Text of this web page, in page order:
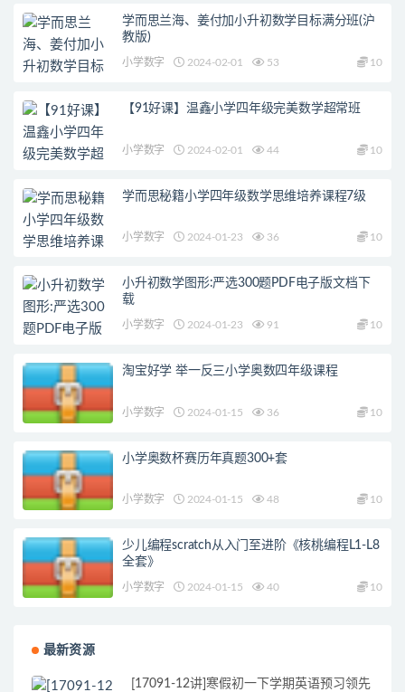
学而思兰海、姜付加小升初数学目标满分班(沪
教版)
小学数字 2024-02-01 53 10
【91好课】温鑫小学四年级完美数学超常班
小学数字 2024-02-01 44 10
学而思秘籍小学四年级数学思维培养课程7级
小学数字 2024-01-23 36 10
小升初数学图形:严选300题PDF电子版文档下
载
小学数字 2024-01-23 91 10
淘宝好学 举一反三小学奥数四年级课程
小学数字 2024-01-15 36 10
小学奥数杯赛历年真题300+套
小学数字 2024-01-15 48 10
少儿编程scratch从入门至进阶《核桃编程L1-L8
全套》
小学数字 2024-01-15 40 10
最新资源
[17091-12讲]寒假初一下学期英语预习领先